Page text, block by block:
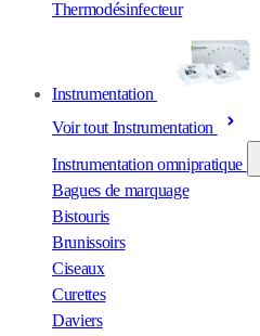
Thermodésinfecteur
Instrumentation
Voir tout Instrumentation
Instrumentation omnipratique
Bagues de marquage
Bistouris
Brunissoirs
Ciseaux
Curettes
Daviers